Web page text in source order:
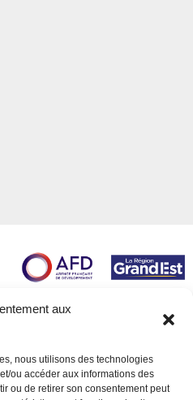
aux
nous utilisons des technologies
ou accéder aux informations des
ou de retirer son consentement peut